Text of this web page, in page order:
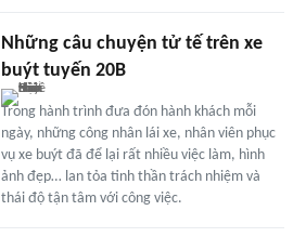
Những câu chuyện tử tế trên xe
buýt tuyến 20B
Trong hành trình đưa đón hành khách mỗi
ngày, những công nhân lái xe, nhân viên phục
vụ xe buýt đã để lại rất nhiều việc làm, hình
ảnh đẹp… lan tỏa tinh thần trách nhiệm và
thái độ tận tâm với công việc.